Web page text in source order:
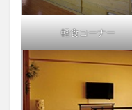
軽食コーナー